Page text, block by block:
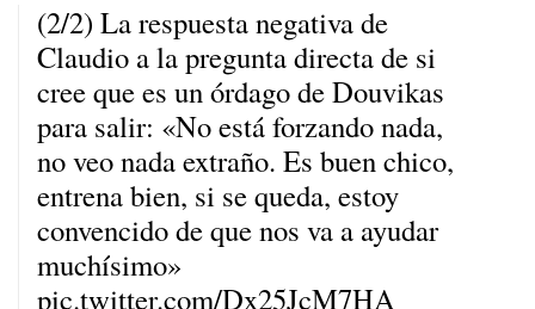
(2/2) La respuesta negativa de
Claudio a la pregunta directa de si
cree que es un órdago de Douvikas
para salir: «No está forzando nada,
no veo nada extraño. Es buen chico,
entrena bien, si se queda, estoy
convencido de que nos va a ayudar
muchísimo»
pic.twitter.com/Dx25JcM7HA